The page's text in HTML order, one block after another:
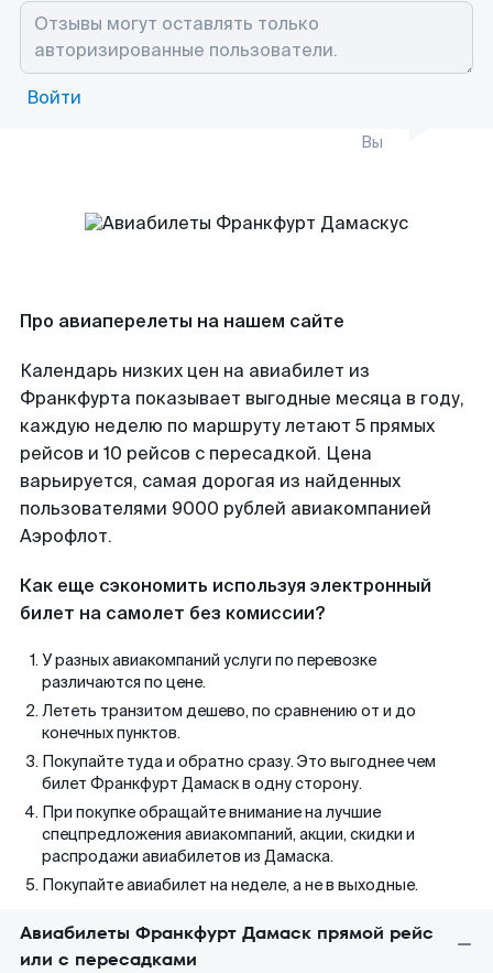
Войти
Вы
Про авиаперелеты на нашем сайте
Календарь низких цен на авиабилет из
Франкфурта показывает выгодные месяца в году,
каждую неделю по маршруту летают 5 прямых
рейсов и 10 рейсов с пересадкой. Цена
варьируется, самая дорогая из найденных
пользователями 9000 рублей авиакомпанией
Аэрофлот.
Как еще сэкономить используя электронный
билет на самолет без комиссии?
У разных авиакомпаний услуги по перевозке
различаются по цене.
Лететь транзитом дешево, по сравнению от и до
конечных пунктов.
Покупайте туда и обратно сразу. Это выгоднее чем
билет Франкфурт Дамаск в одну сторону.
При покупке обращайте внимание на лучшие
спецпредложения авиакомпаний, акции, скидки и
распродажи авиабилетов из Дамаска.
Покупайте авиабилет на неделе, а не в выходные.
Авиабилеты Франкфурт Дамаск прямой рейс
или с пересадками